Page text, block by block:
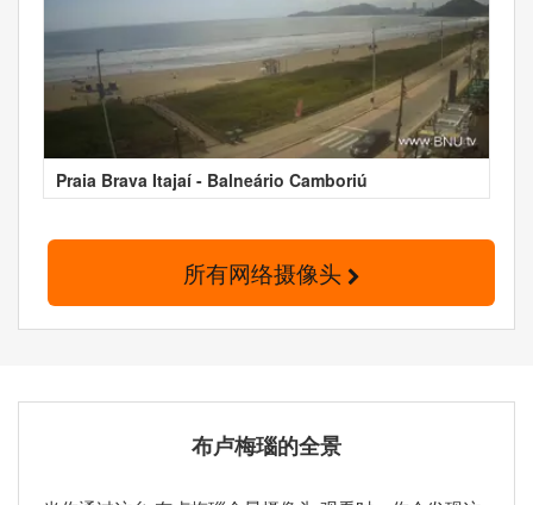
Praia Brava Itajaí - Balneário Camboriú
所有网络摄像头
布卢梅瑙的全景